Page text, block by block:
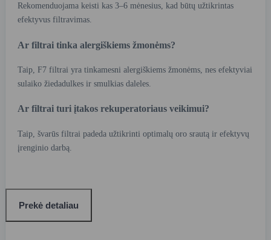
Rekomenduojama keisti kas 3–6 mėnesius, kad būtų užtikrintas
efektyvus filtravimas.
Ar filtrai tinka alergiškiems žmonėms?
Taip, F7 filtrai yra tinkamesni alergiškiems žmonėms, nes efektyviai
sulaiko žiedadulkes ir smulkias daleles.
Ar filtrai turi įtakos rekuperatoriaus veikimui?
Taip, švarūs filtrai padeda užtikrinti optimalų oro srautą ir efektyvų
įrenginio darbą.
Prekė detaliau